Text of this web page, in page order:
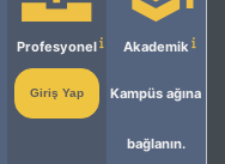
Profesyonel
Giriş Yap
Akademik
Kampüs ağına
bağlanın.